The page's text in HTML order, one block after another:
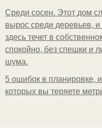
Среди сосен. Этот дом
вырос среди деревьев, и
здесь течет в
спокойно, без спешки и
шума.
5 ошибок в планировке,
которых вы теряете